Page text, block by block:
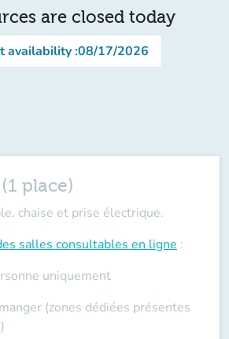
are closed today
availability:08/17/2026
place)
chaise et prise électrique.
salles consultables en ligne :
uniquement
(zones dédiées présentes